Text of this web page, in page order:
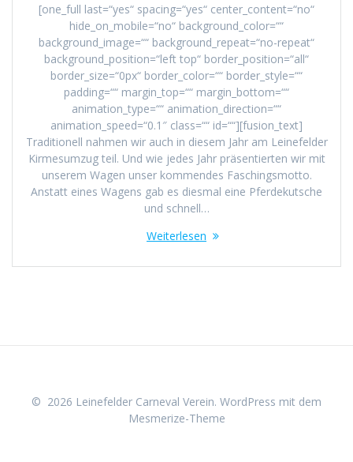
[one_full last=“yes“ spacing=“yes“ center_content=“no“
hide_on_mobile=“no“ background_color=““
background_image=““ background_repeat=“no-repeat“
background_position=“left top“ border_position=“all“
border_size=“0px“ border_color=““ border_style=““
padding=““ margin_top=““ margin_bottom=““
animation_type=““ animation_direction=““
animation_speed=“0.1″ class=““ id=““][fusion_text]
Traditionell nahmen wir auch in diesem Jahr am Leinefelder
Kirmesumzug teil. Und wie jedes Jahr präsentierten wir mit
unserem Wagen unser kommendes Faschingsmotto.
Anstatt eines Wagens gab es diesmal eine Pferdekutsche
und schnell…
Weiterlesen
© 2026 Leinefelder Carneval Verein. WordPress mit dem
Mesmerize-Theme